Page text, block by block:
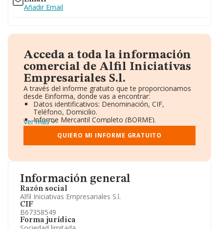
Información general
Razón social
Alfil Iniciativas Empresariales S.l.
CIF
B67358549
Forma jurídica
Añadir Email
Acceda a toda la información
comercial de Alfil Iniciativas
Empresariales S.l.
A través del informe gratuito que te proporcionamos
desde Einforma, donde vas a encontrar:
Datos identificativos: Denominación, CIF,
Teléfono, Domicilio.
Informe Mercantil Completo (BORME).
Gráficos de Evolución Ventas y Empleados.
Consejo de Administración y Administradores.
Directivos y Ejecutivos.
Información oficial y registral complementaria.
Ver más
QUIERO MI INFORME GRATUITO